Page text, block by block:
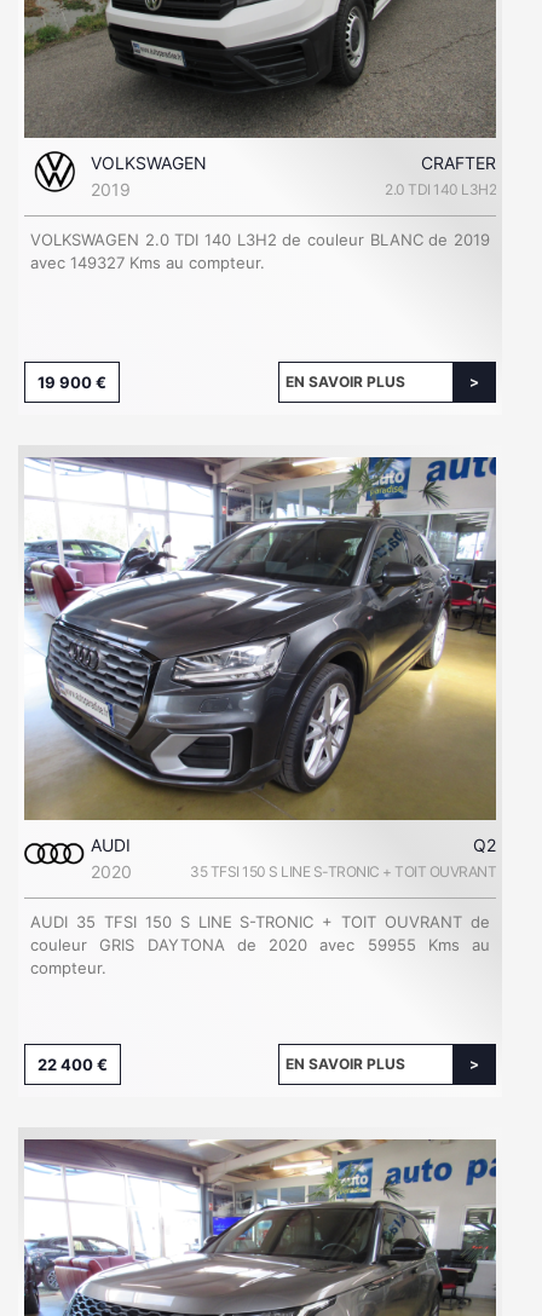
VOLKSWAGEN
CRAFTER
2019
2.0 TDI 140 L3H2
VOLKSWAGEN 2.0 TDI 140 L3H2 de couleur BLANC de 2019
avec 149327 Kms au compteur.
19 900 € EN SAVOIR PLUS
AUDI
Q2
2020
35 TFSI 150 S LINE S-TRONIC + TOIT OUVRANT
AUDI 35 TFSI 150 S LINE S-TRONIC + TOIT OUVRANT de
couleur GRIS DAYTONA de 2020 avec 59955 Kms au
compteur.
22 400 € EN SAVOIR PLUS